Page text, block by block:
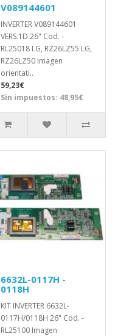
V089144601
INVERTER V089144601
VERS.1D 26" Cod. -
RL25018 LG, RZ26LZ55 LG,
RZ26LZ50 Imagen
orientati..
59,23€
Sin impuestos: 48,95€
6632L-0117H -
0118H
KIT INVERTER 6632L-
0117H/0118H 26" Cod. -
RL25100 Imagen